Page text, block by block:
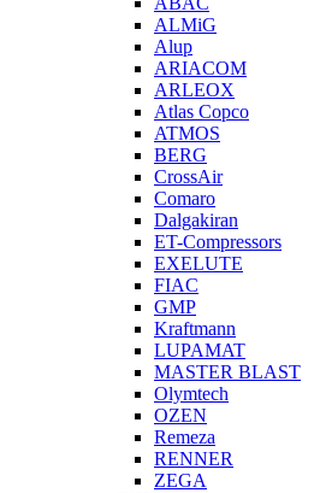
ALMiG
Alup
ARIACOM
ARLEOX
Atlas Copco
ATMOS
BERG
CrossAir
Comaro
Dalgakiran
ET-Compressors
EXELUTE
FIAC
GMP
Kraftmann
LUPAMAT
MASTER BLAST
Olymtech
OZEN
Remeza
RENNER
ZEGA